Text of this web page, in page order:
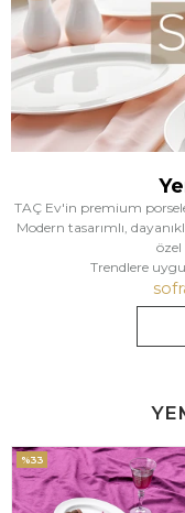
TAÇ Ev'in premium
Modern tasarımlı,
özel
Trendlere
%33